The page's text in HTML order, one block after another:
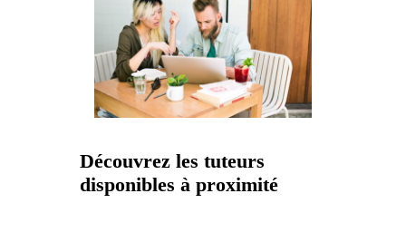
Découvrez les tuteurs
disponibles à proximité